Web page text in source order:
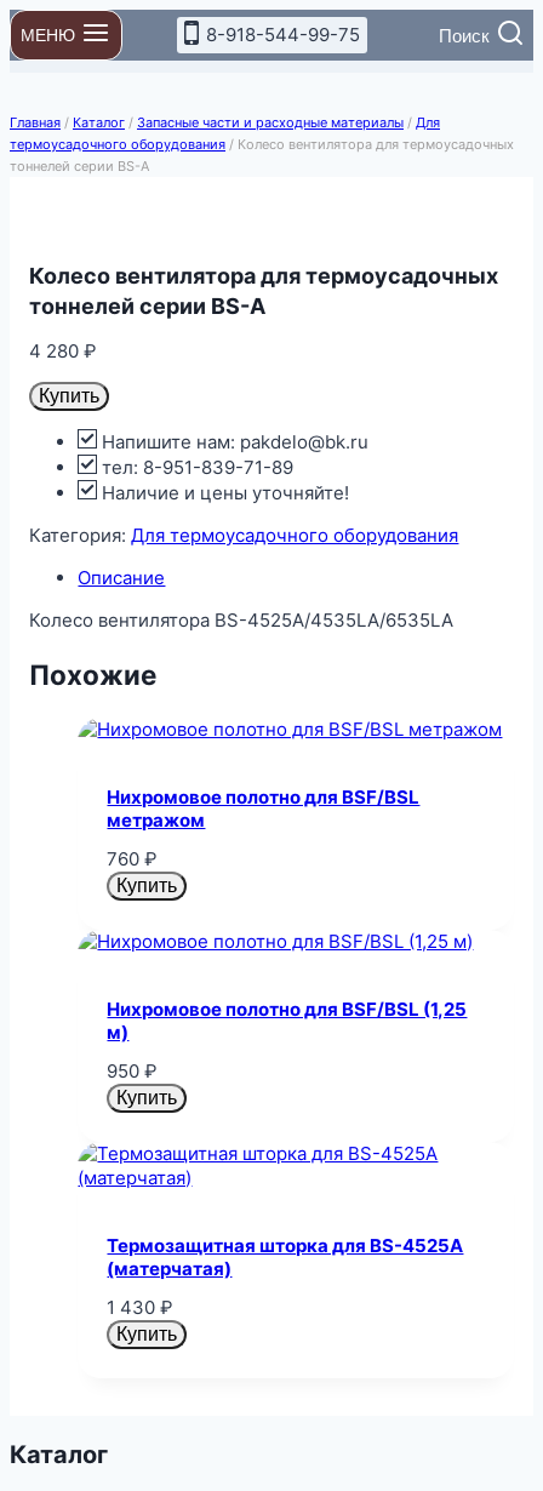
Перейти
к
содержимому
МЕНЮ 8-918-544-99-75 Поиск
Главная / Каталог / Запасные части и расходные материалы / Для
термоусадочного оборудования / Колесо вентилятора для термоусадочных
тоннелей серии BS-A
Колесо вентилятора для термоусадочных
тоннелей серии BS-A
4 280₽
Купить
Напишите нам: pakdelo@bk.ru
тел: 8-951-839-71-89
Наличие и цены уточняйте!
Категория:Для термоусадочного оборудования
Описание
Колесо вентилятора BS-4525A/4535LA/6535LA
Похожие
Нихромовое полотно для BSF/BSL
метражом
760₽
Купить
Нихромовое полотно для BSF/BSL (1,25
м)
950₽
Купить
Термозащитная шторка для BS-4525A
(матерчатая)
1 430₽
Купить
Каталог